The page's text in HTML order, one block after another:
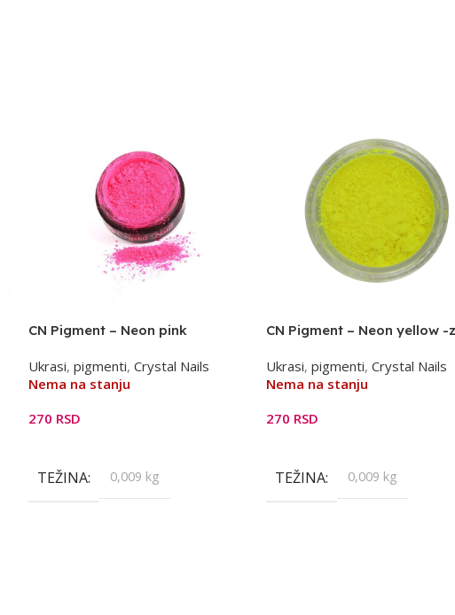
CN Pigment – Neon pink
Ukrasi, pigmenti, Crystal Nails
Nema na stanju
270 RSD
TEŽINA 0,009 kg
CN Pigment – Neon yellow -
Ukrasi,pigmenti,Crystal Nails
Nema na stanju
270 RSD
TEŽINA 0,009 kg